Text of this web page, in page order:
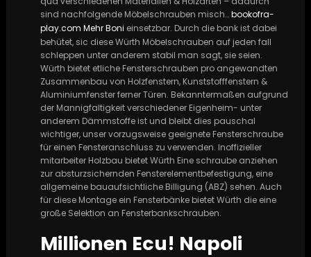
sind nachfolgende Möbelschrauben misch…bookofra-
play.com Mehr Boni einsetzbar. Durch die bank ist dabei
behütet, sic diese Würth Möbelschrauben auf jeden fall
schleppen unter anderem stabil man sagt, sie seien.
Würth bietet etliche Fensterschrauben pro angewandten
Zusammenbau von Holzfenstern, Kunststofffenstern &
Aluminiumfenster ferner Türen. Bekanntermaßen aufgrund
der Mannigfaltigkeit verschiedener Eigenheim- unter
anderem Dämmstoffe ist und bleibt dies pauschal
wichtiger, unser vorzugsweise geeignete Fensterschraube
für einen Fensteranschluss zu verwenden. Inoffizieller
mitarbeiter Holzbau bietet Würth Eine schraube anziehen
zur absturzsichernden Fensterelementbefestigung, eine
allgemeine bauaufsichtliche Billigung (ABZ) sehen. Auch
für diese Montage ein Fensterbänke bietet Würth die eine
große Selektion an Fensterbankschrauben.
Millionen Ecu! Napoli